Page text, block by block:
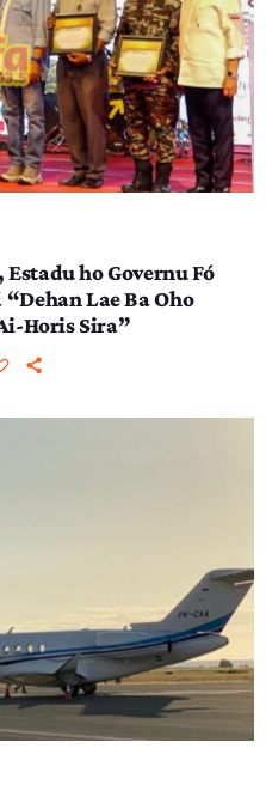
ho Governu Fó
Lae Ba Oho
Horis Sira”